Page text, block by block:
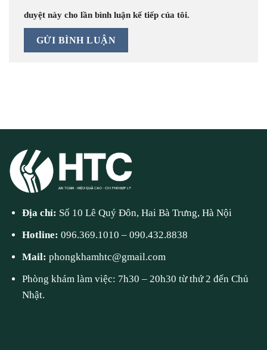
duyệt này cho lần bình luận kế tiếp của tôi.
Địa chỉ: Số 10 Lê Quý Đôn, Hai Bà Trưng, Hà Nội
Hotline:096.369.1010 –090.432.8838
Mail:phongkhamhtc@gmail.com
Phòng khám làm việc: 7h30 – 20h30 từ thứ 2 đến Chủ
Nhật.